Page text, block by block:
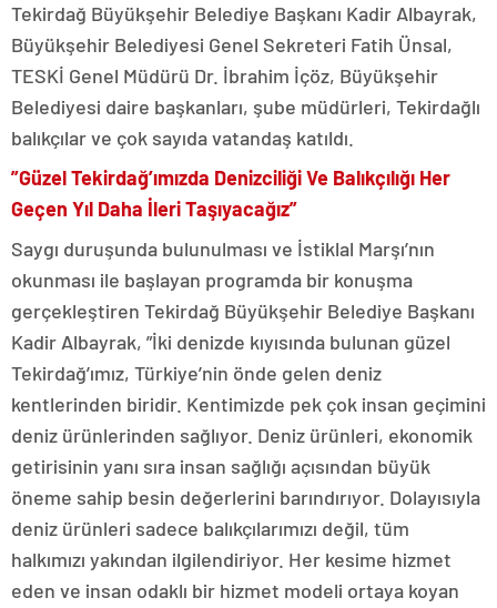
Tekirdağ Büyükşehir Belediye Başkanı Kadir Albayrak,
Büyükşehir Belediyesi Genel Sekreteri Fatih Ünsal,
TESKİ Genel Müdürü Dr. İbrahim İçöz, Büyükşehir
Belediyesi daire başkanları, şube müdürleri, Tekirdağlı
balıkçılar ve çok sayıda vatandaş katıldı.
”Güzel Tekirdağ’ımızda Denizciliği Ve Balıkçılığı Her
Geçen Yıl Daha İleri Taşıyacağız”
Saygı duruşunda bulunulması ve İstiklal Marşı’nın
okunması ile başlayan programda bir konuşma
gerçekleştiren Tekirdağ Büyükşehir Belediye Başkanı
Kadir Albayrak, ”İki denizde kıyısında bulunan güzel
Tekirdağ’ımız, Türkiye’nin önde gelen deniz
kentlerinden biridir. Kentimizde pek çok insan geçimini
deniz ürünlerinden sağlıyor. Deniz ürünleri, ekonomik
getirisinin yanı sıra insan sağlığı açısından büyük
öneme sahip besin değerlerini barındırıyor. Dolayısıyla
deniz ürünleri sadece balıkçılarımızı değil, tüm
halkımızı yakından ilgilendiriyor. Her kesime hizmet
eden ve insan odaklı bir hizmet modeli ortaya koyan